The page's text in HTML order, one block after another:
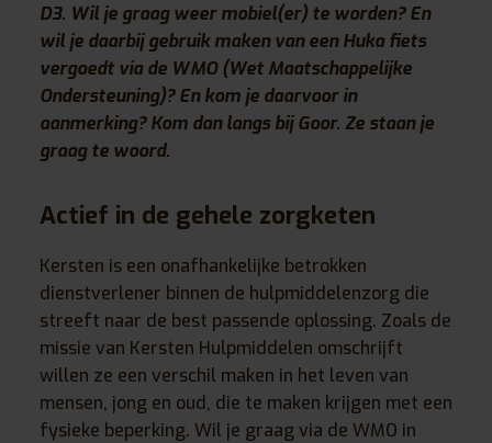
D3. Wil je graag weer mobiel(er) te worden? En
wil je daarbij gebruik maken van een Huka fiets
vergoedt via de WMO (Wet Maatschappelijke
Ondersteuning)? En kom je daarvoor in
aanmerking? Kom dan langs bij Goor. Ze staan je
graag te woord.
Actief in de gehele zorgketen
Kersten is een onafhankelijke betrokken
dienstverlener binnen de hulpmiddelenzorg die
streeft naar de best passende oplossing. Zoals de
missie van Kersten Hulpmiddelen omschrijft
willen ze een verschil maken in het leven van
mensen, jong en oud, die te maken krijgen met een
fysieke beperking. Wil je graag via de WMO in